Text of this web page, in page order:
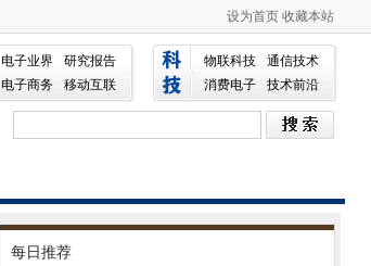
设为首页 收藏本站
电子业界
研究报告
电子商务
移动互联
物联科技
通信技术
消费电子
技术前沿
每日推荐